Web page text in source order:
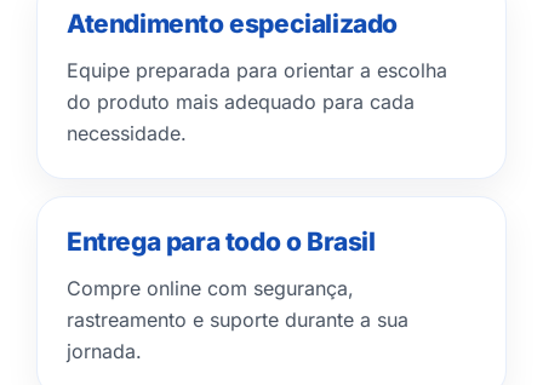
Atendimento especializado
Equipe preparada para orientar a escolha
do produto mais adequado para cada
necessidade.
Entrega para todo o Brasil
Compre online com segurança,
rastreamento e suporte durante a sua
jornada.